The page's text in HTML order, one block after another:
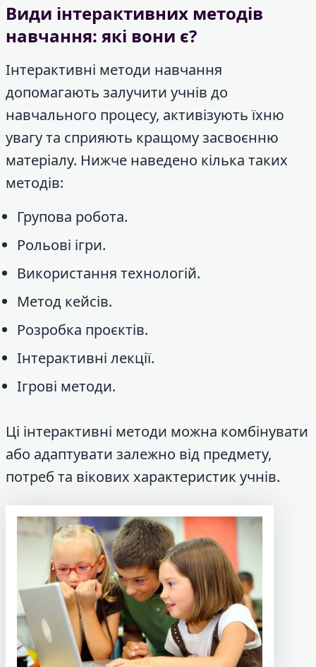
Види інтерактивних методів
навчання: які вони є?
Інтерактивні методи навчання
допомагають залучити учнів до
навчального процесу, активізують їхню
увагу та сприяють кращому засвоєнню
матеріалу. Нижче наведено кілька таких
методів:
Групова робота.
Рольові ігри.
Використання технологій.
Метод кейсів.
Розробка проєктів.
Інтерактивні лекції.
Ігрові методи.
Ці інтерактивні методи можна комбінувати
або адаптувати залежно від предмету,
потреб та вікових характеристик учнів.